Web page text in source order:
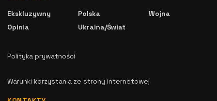
Ekskluzywny
Opinia
Polska
Ukraina/Świat
Wojna
Polityka prywatności
Warunki korzystania ze strony internetowej